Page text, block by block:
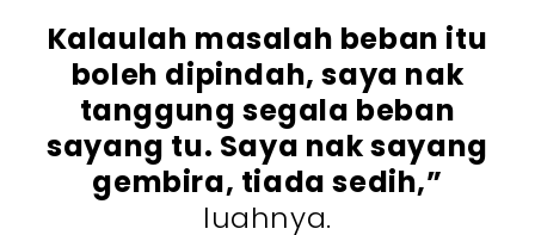
Kalaulah masalah beban itu
boleh dipindah, saya nak
tanggung segala beban
sayang tu. Saya nak sayang
gembira, tiada sedih,”
luahnya.